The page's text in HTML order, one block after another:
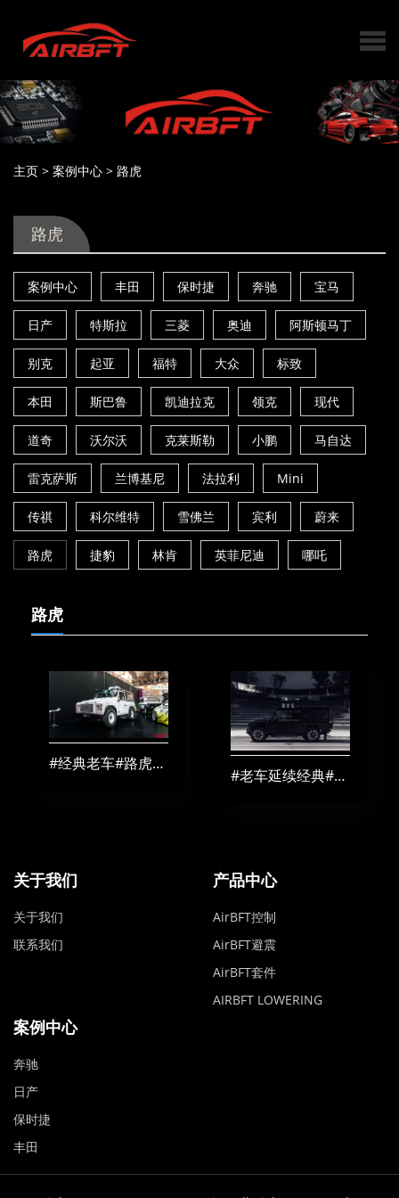
主页 > 案例中心 > 路虎
路虎
案例中心 丰田 保时捷 奔驰 宝马
日产 特斯拉 三菱 奥迪 阿斯顿马丁
别克 起亚 福特 大众 标致
本田 斯巴鲁 凯迪拉克 领克 现代
道奇 沃尔沃 克莱斯勒 小鹏 马自达
雷克萨斯 兰博基尼 法拉利 Mini
传祺 科尔维特 雪佛兰 宾利 蔚来
路虎 捷豹 林肯 英菲尼迪 哪吒
路虎
#经典老车#路虎卫士改装AIRBFT气囊减震
#老车延续经典#路虎卫士改装AIRBFT气囊减震
关于我们
关于我们
联系我们
产品中心
AirBFT控制
AirBFT避震
AirBFT套件
AIRBFT LOWERING
案例中心
奔驰
日产
保时捷
丰田